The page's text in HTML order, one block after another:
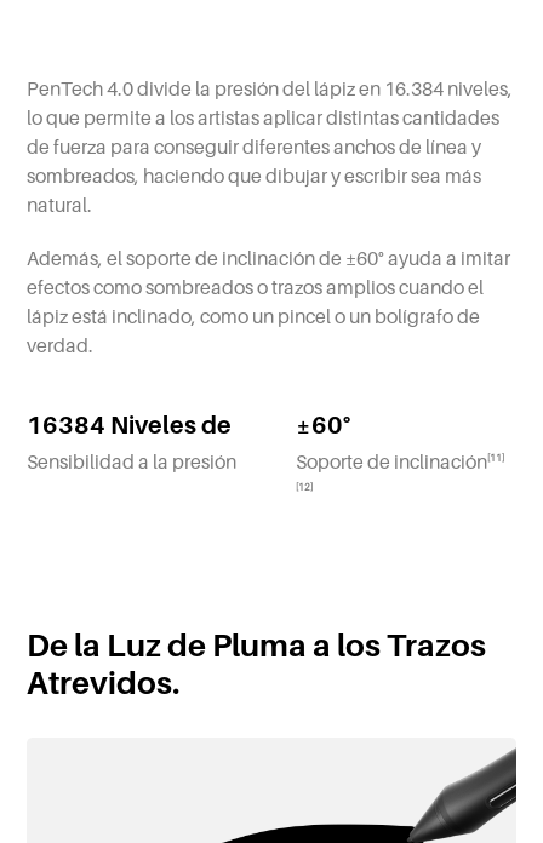
PenTech 4.0 divide la presión del lápiz en 16.384 niveles,
lo que permite a los artistas aplicar distintas cantidades
de fuerza para conseguir diferentes anchos de línea y
sombreados, haciendo que dibujar y escribir sea más
natural.
Además, el soporte de inclinación de ±60° ayuda a imitar
efectos como sombreados o trazos amplios cuando el
lápiz está inclinado, como un pincel o un bolígrafo de
verdad.
16384 Niveles de
Sensibilidad a la presión
±60°
Soporte de inclinación[11]
[12]
De la Luz de Pluma a los Trazos
Atrevidos.